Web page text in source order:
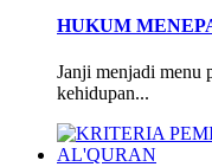
HUKUM
Janji menjadi menu
kehidupan...